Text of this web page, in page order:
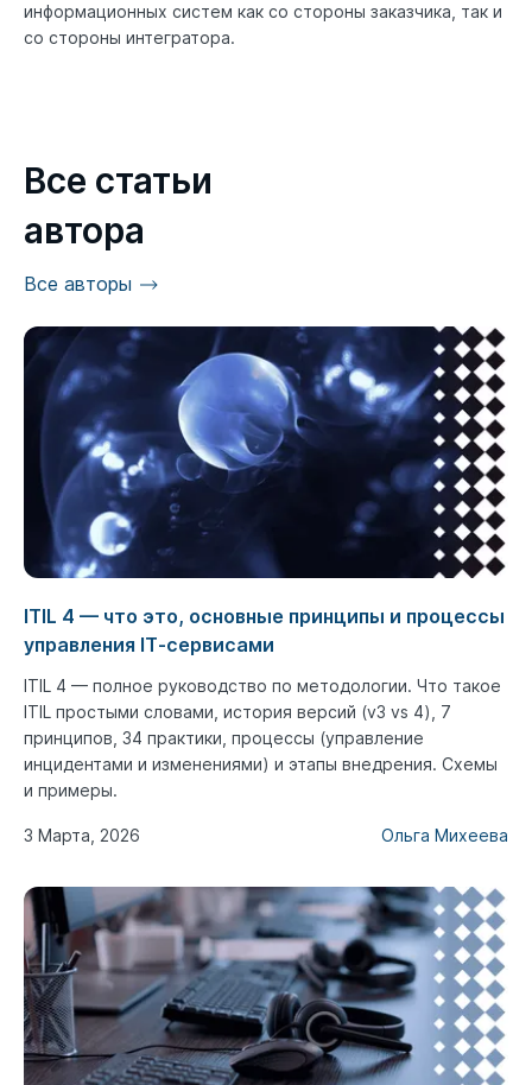
информационных систем как со стороны заказчика, так и
со стороны интегратора.
Все статьи
автора
Все авторы
ITIL 4 — что это, основные принципы и процессы
управления IT‑сервисами
ITIL 4 — полное руководство по методологии. Что такое
ITIL простыми словами, история версий (v3 vs 4), 7
принципов, 34 практики, процессы (управление
инцидентами и изменениями) и этапы внедрения. Схемы
и примеры.
3 Марта, 2026 Ольга Михеева